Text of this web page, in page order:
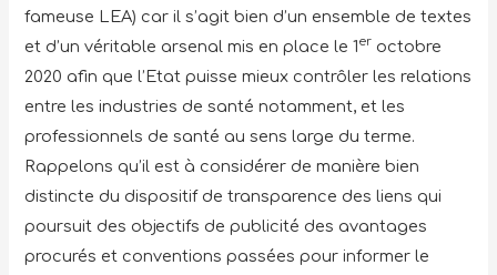
fameuse LEA) car il s’agit bien d’un ensemble de textes
et d’un véritable arsenal mis en place le 1er octobre
2020 afin que l’Etat puisse mieux contrôler les relations
entre les industries de santé notamment, et les
professionnels de santé au sens large du terme.
Rappelons qu’il est à considérer de manière bien
distincte du dispositif de transparence des liens qui
poursuit des objectifs de publicité des avantages
procurés et conventions passées pour informer le